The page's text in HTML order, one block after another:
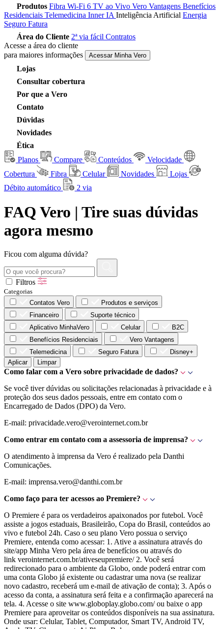
Produtos Fibra Wi-Fi 6 TV ao Vivo Vero Vantagens Benefícios
Residenciais Telemedicina Inner IA Inteligência Artificial Energia
Seguro Fatura
Área do Cliente 2ª via fácil Contratos
Acesse a área do cliente
para maiores informações
Acessar Minha Vero
Lojas
Consultar cobertura
Por que a Vero
Contato
Dúvidas
Novidades
Ética
Planos
Compare Conteúdos
Velocidade
Cobertura
Fibra Celular Novidades
Lojas
Débito automático
2 via
FAQ Vero | Tire suas dúvidas
agora mesmo
Ficou com alguma dúvida?
Filtros
Categorias
Contatos Vero
Produtos e serviços
Financeiro
Suporte técnico
Aplicativo MinhaVero
Celular
B2C
Benefícios Residenciais
Vero Vantagens
Telemedicina
Seguro Fatura
Disney+
Aplicar
Limpar
Como falar com a Vero sobre privacidade de dados?
Se você tiver dúvidas ou solicitações relacionadas à privacidade e à
proteção dos seus dados pessoais, entre em contato com o
Encarregado de Dados (DPO) da Vero.
E-mail: privacidade.vero@verointernet.com.br
Como entrar em contato com a assessoria de imprensa?
O atendimento à imprensa da Vero é realizado pela Danthi
Comunicações.
E-mail: imprensa.vero@danthi.com.br
Como faço para ter acessos ao Premiere?
O Premiere é para os verdadeiros apaixonados por futebol. Você
assiste a jogos estaduais, Brasileirão, Copa do Brasil, conteúdos ao
vivo e futebol 24h. Caso o seu plano Vero possua o serviço
Premiere, entenda como acessar: 1. Ative a assinatura através do
site/app Minha Vero pela área de benefícios ou através do
link verointernet.com.br/ativeseupremiere/ 2. Você será
redirecionado para o ambiente da Globo, onde poderá entrar com
uma conta Globo já existente ou cadastrar uma nova (se realizar
novo cadastro, receberá um e-mail de ativação de conta); 3. Após o
acesso da conta, a assinatura será feita e a confirmação aparecerá na
tela. 4. Acesse o site www.globoplay.globo.com/ ou baixe o app
Premiere para aproveitar os conteúdos disponíveis na sua assinatura.
Onde usar: Celular, Tablet, Computador, Smart TV, Android TV,